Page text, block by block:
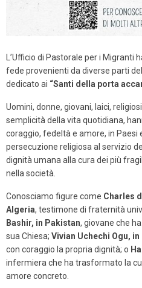
L’Ufficio di Pastorale per i Migranti
fede provenienti da diverse parti
dedicato ai “Santi della porta
Uomini, donne, giovani, laici,
semplicità della vita quotidiana,
coraggio, fedeltà e amore, in Paesi
persecuzione religiosa al servizio
dignità umana alla cura dei più
nella società.
Conosciamo figure come Charles
Algeria, testimone di fraternità
Bashir, in Pakistan, giovane che
sua Chiesa; Vivian Uchechi Ogu,
con coraggio la propria dignità; o
infermiera che ha trasformato la
amore concreto.